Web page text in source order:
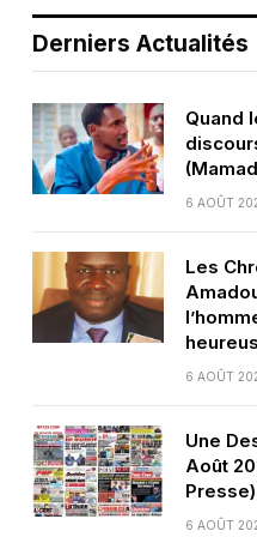
Derniers Actualités
Quand
6 AOÛT
Les
6 AOÛT
Une
Août
Presse)
6 AOÛT